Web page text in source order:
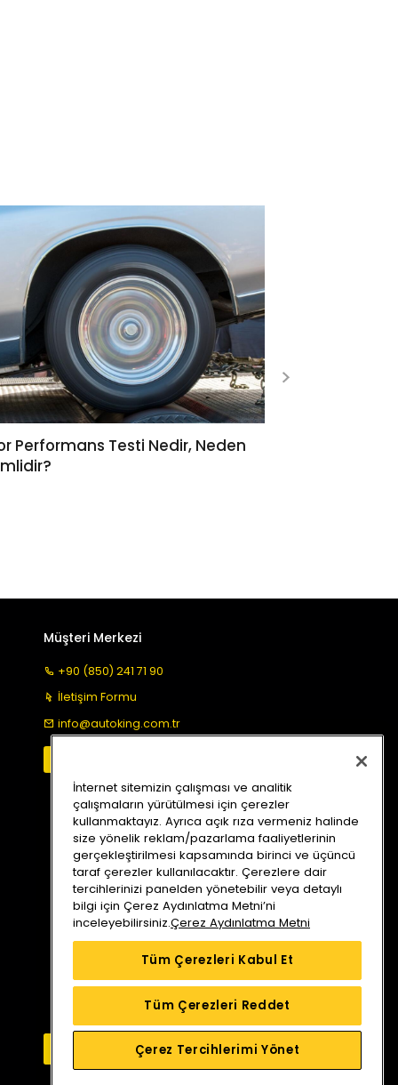
Performans Testi Nedir, Neden
Müşteri Merkezi
+90 (850) 241 71 90
İletişim Formu
info@autoking.com.tr
Yol Tarifi Alın
İnternet sitemizin çalışması ve analitik
çalışmaların yürütülmesi için çerezler
kullanmaktayız. Ayrıca açık rıza vermeniz halinde
size yönelik reklam/pazarlama faaliyetlerinin
gerçekleştirilmesi kapsamında birinci ve üçüncü
taraf çerezler kullanılacaktır. Çerezlere dair
tercihlerinizi panelden yönetebilir veya detaylı
bilgi için Çerez Aydınlatma Metni’ni
inceleyebilirsiniz.Çerez Aydınlatma Metni
Tüm Çerezleri Kabul Et
Tüm Çerezleri Reddet
Çerez Tercihlerimi Yönet